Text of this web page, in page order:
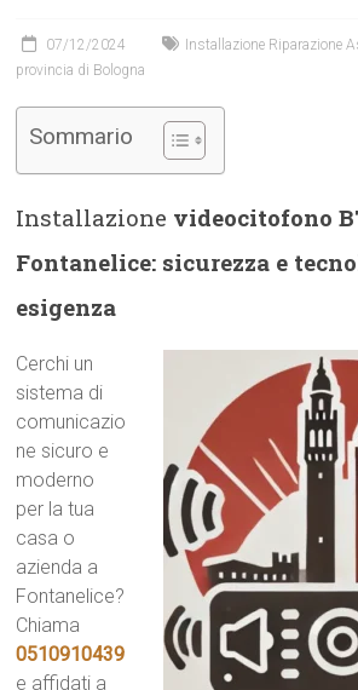
07/12/2024
Installazione Riparazione
provincia di Bologna
Sommario
Installazione videocitofono
Fontanelice: sicurezza e
esigenza
Cerchi un
sistema di
comunicazio
ne sicuro e
moderno
per la tua
casa o
azienda a
Fontanelice?
Chiama
0510910439
e affidati a